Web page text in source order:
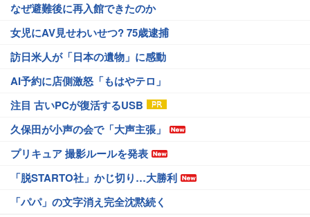
なぜ避難後に再入館できたのか
女児にAV見せわいせつ? 75歳逮捕
訪日米人が「日本の遺物」に感動
AI予約に店側激怒「もはやテロ」
注目 古いPCが復活するUSB
久保田が小声の会で「大声主張」
プリキュア 撮影ルールを発表
「脱STARTO社」かじ切り…大勝利
「パパ」の文字消え完全沈黙続く